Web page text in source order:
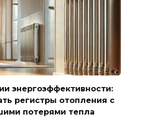
энергоэффективности:
регистры отопления с
потерями тепла